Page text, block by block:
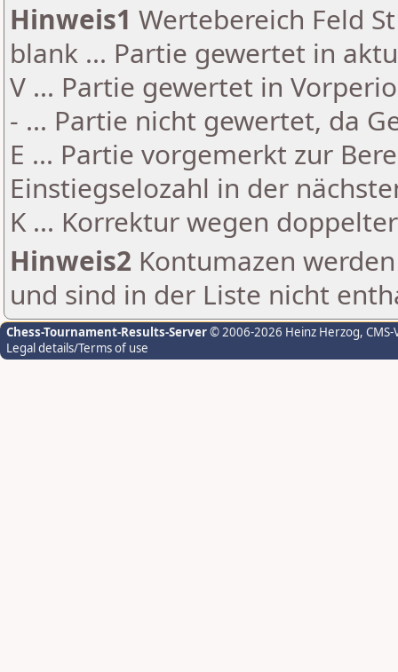
Hinweis1 Wertebereich Feld
blank ... Partie gewertet in
V ... Partie gewertet in
- ... Partie nicht gewertet, da
E ... Partie vorgemerkt zur
Einstiegselozahl in der
K ... Korrektur wegen
Hinweis2 Kontumazen
und sind in der Liste nicht
Chess-Tournament-Results-Server© 2006-2026 Heinz Herzog,
Legal details/Terms of use